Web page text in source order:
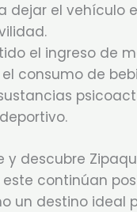
dejar el vehículo
el ingreso de
consumo de
y descubre
este continúan
un destino ideal